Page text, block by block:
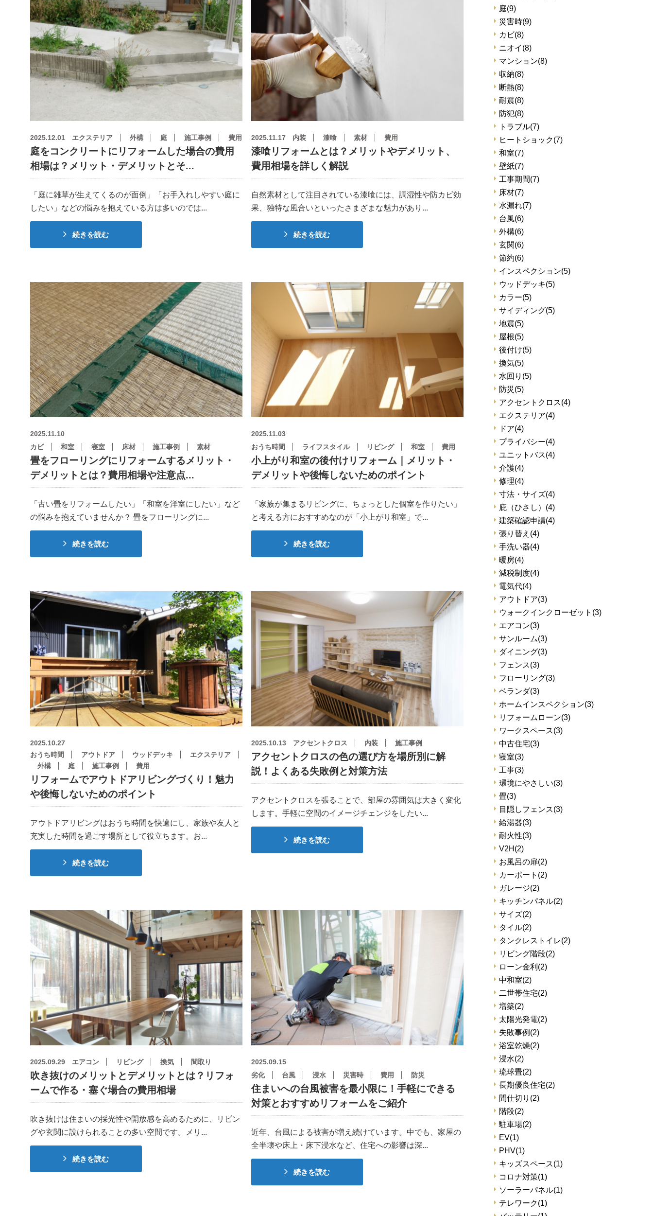
庭(9)
災害時(9)
カビ(8)
ニオイ (8)
マンション(8)
収納(8)
断熱(8)
耐震(8)
防犯(8)
トラブル(7)
ヒートショック(7)
和室(7)
壁紙(7)
工事期間(7)
床材(7)
水漏れ(7)
台風(6)
外構(6)
玄関(6)
節約(6)
インスペクション(5)
ウッドデッキ(5)
カラー(5)
サイディング(5)
地震(5)
屋根(5)
後付け(5)
換気(5)
水回り (5)
防災(5)
アクセントクロス(4)
エクステリア(4)
ドア(4)
プライバシー(4)
ユニットバス(4)
介護(4)
修理(4)
寸法・サイズ(4)
庇（ひさし） (4)
建築確認申請(4)
張り替え (4)
手洗い器(4)
暖房(4)
減税制度(4)
電気代(4)
アウトドア(3)
ウォークインクローゼット (3)
エアコン(3)
サンルーム(3)
ダイニング(3)
フェンス(3)
フローリング(3)
ベランダ(3)
ホームインスペクション(3)
リフォームローン(3)
ワークスペース(3)
中古住宅(3)
寝室(3)
工事(3)
環境にやさしい(3)
畳(3)
目隠しフェンス(3)
給湯器(3)
耐火性(3)
V2H (2)
お風呂の扉(2)
カーポート (2)
ガレージ(2)
キッチンパネル(2)
サイズ(2)
タイル(2)
タンクレストイレ(2)
リビング階段(2)
ローン金利 (2)
中和室(2)
二世帯住宅(2)
増築(2)
太陽光発電(2)
失敗事例 (2)
浴室乾燥(2)
浸水(2)
琉球畳(2)
長期優良住宅(2)
間仕切り (2)
階段(2)
駐車場(2)
EV(1)
PHV(1)
キッズスペース(1)
コロナ対策(1)
ソーラーパネル(1)
テレワーク(1)
2025.12.01 エクステリア 外構 庭 施工事例 費用
庭をコンクリートにリフォームした場合の費用
相場は？メリット・デメリットとそ...
「庭に雑草が生えてくるのが面倒」「お手入れしやすい庭に
したい」などの悩みを抱えている方は多いのでは...
続きを読む
2025.11.17 内装 漆喰 素材 費用
漆喰リフォームとは？メリットやデメリット、
費用相場を詳しく解説
自然素材として注目されている漆喰には、調湿性や防カビ効
果、独特な風合いといったさまざまな魅力があり...
続きを読む
2025.11.10
カビ
和室 寝室 床材 施工事例 素材
畳をフローリングにリフォームするメリット・
デメリットとは？費用相場や注意点...
「古い畳をリフォームしたい」「和室を洋室にしたい」など
の悩みを抱えていませんか？ 畳をフローリングに...
続きを読む
2025.11.03
おうち時間
ライフスタイル リビング 和室 費用
小上がり和室の後付けリフォーム｜メリット・
デメリットや後悔しないためのポイント
「家族が集まるリビングに、ちょっとした個室を作りたい」
と考える方におすすめなのが「小上がり和室」で...
続きを読む
2025.10.27
おうち時間
アウトドア ウッドデッキ
エクステリア
外構
庭 施工事例 費用
リフォームでアウトドアリビングづくり！魅力
や後悔しないためのポイント
アウトドアリビングはおうち時間を快適にし、家族や友人と
充実した時間を過ごす場所として役立ちます。お...
続きを読む
2025.10.13 アクセントクロス 内装 施工事例
アクセントクロスの色の選び方を場所別に解
説！よくある失敗例と対策方法
アクセントクロスを張ることで、部屋の雰囲気は大きく変化
します。手軽に空間のイメージチェンジをしたい...
続きを読む
2025.09.29 エアコン リビング 換気 間取り
吹き抜けのメリットとデメリットとは？リフォ
ームで作る・塞ぐ場合の費用相場
吹き抜けは住まいの採光性や開放感を高めるために、リビン
グや玄関に設けられることの多い空間です。メリ...
続きを読む
2025.09.15
劣化
台風 浸水 災害時 費用 防災
住まいへの台風被害を最小限に！手軽にできる
対策とおすすめリフォームをご紹介
近年、台風による被害が増え続けています。中でも、家屋の
全半壊や床上・床下浸水など、住宅への影響は深...
続きを読む